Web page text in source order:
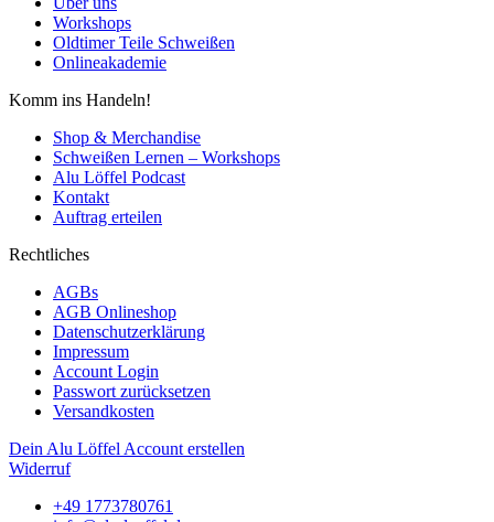
Workshops
Oldtimer Teile Schweißen
Onlineakademie
Komm ins Handeln!
Shop & Merchandise
Schweißen Lernen – Workshops
Alu Löffel Podcast
Kontakt
Auftrag erteilen
Rechtliches
AGBs
AGB Onlineshop
Datenschutzerklärung
Impressum
Account Login
Passwort zurücksetzen
Versandkosten
Dein Alu Löffel Account erstellen
Widerruf
+49 1773780761